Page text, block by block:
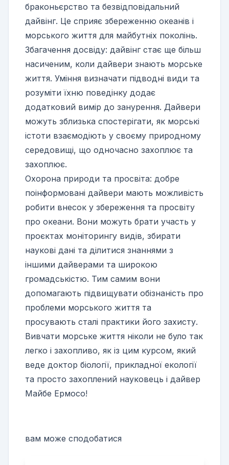
браконьєрство та безвідповідальний
дайвінг. Це сприяє збереженню океанів і
морського життя для майбутніх поколінь.
Збагачення досвіду: дайвінг стає ще більш
насиченим, коли дайвери знають морське
життя. Уміння визначати підводні види та
розуміти їхню поведінку додає
додатковий вимір до занурення. Дайвери
можуть зблизька спостерігати, як морські
істоти взаємодіють у своєму природному
середовищі, що одночасно захоплює та
захоплює.
Охорона природи та просвіта: добре
поінформовані дайвери мають можливість
робити внесок у збереження та просвіту
про океани. Вони можуть брати участь у
проєктах моніторингу видів, збирати
наукові дані та ділитися знаннями з
іншими дайверами та широкою
громадськістю. Тим самим вони
допомагають підвищувати обізнаність про
проблеми морського життя та
просувають сталі практики його захисту.
Вивчати морське життя ніколи не було так
легко і захопливо, як із цим курсом, який
веде доктор біології, прикладної екології
та просто захоплений науковець і дайвер
Майбе Ермосо!
вам може сподобатися